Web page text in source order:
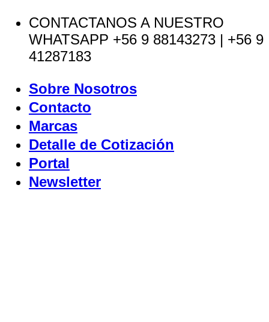
Saltar
contenido
CONTACTANOS A NUESTRO
WHATSAPP +56 9 88143273 | +56 9
41287183
Sobre Nosotros
Contacto
Marcas
Detalle de Cotización
Portal
Newsletter